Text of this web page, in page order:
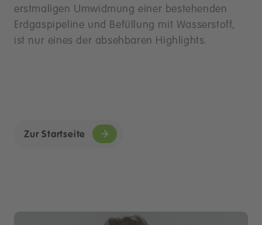
erstmaligen Umwidmung einer bestehenden
Erdgaspipeline und Befüllung mit Wasserstoff,
ist nur eines der absehbaren Highlights.
Zur Startseite